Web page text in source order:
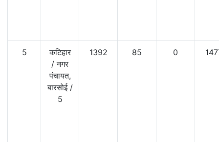
5
कटिहार
/नगर
पंचायत,
बारसोई /
5
1392 85 0